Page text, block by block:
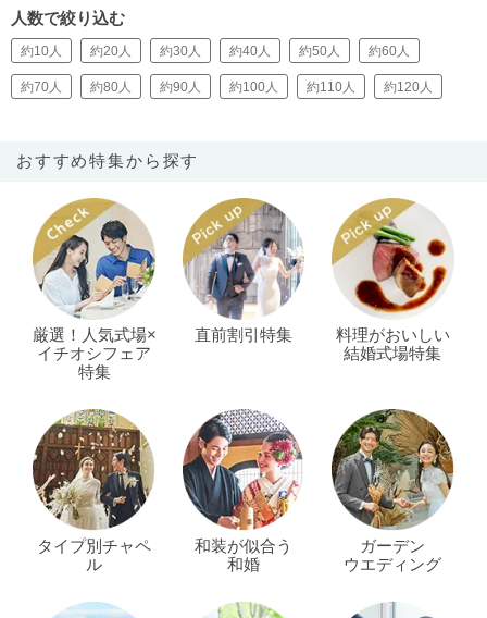
人数で絞り込む
約10人 約20人 約30人 約40人 約50人 約60人
約70人 約80人 約90人 約100人 約110人 約120人
おすすめ特集から探す
厳選！人気式場×
イチオシフェア
特集
直前割引特集
料理がおいしい
結婚式場特集
タイプ別チャペ
ル
和装が似合う
和婚
ガーデン
ウエディング